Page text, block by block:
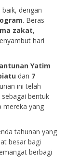
dengan
. Beras
zakat,
hari
Yatim
dan 7
ini telah
sebagai bentuk
mereka yang
tahunan yang
besar bagi
berbagi